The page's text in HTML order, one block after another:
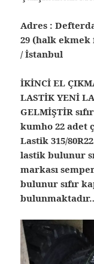
Adres :
29 (halk ekmek
/ İstanbul
İKİNCİ EL
LASTİK YENİ
GELMİŞTİR
kumho 22 adet
Lastik 315/
lastik bulunur
markası
bulunur sıfır